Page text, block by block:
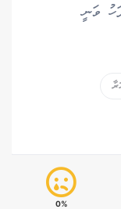
ވަނީ
0%